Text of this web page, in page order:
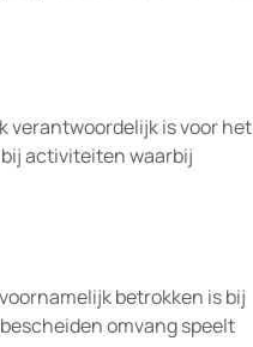
verantwoordelijk is voor het
activiteiten waarbij
betrokken is bij
omvang speelt